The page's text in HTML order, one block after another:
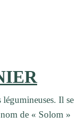
Il se
nom de « Solom »